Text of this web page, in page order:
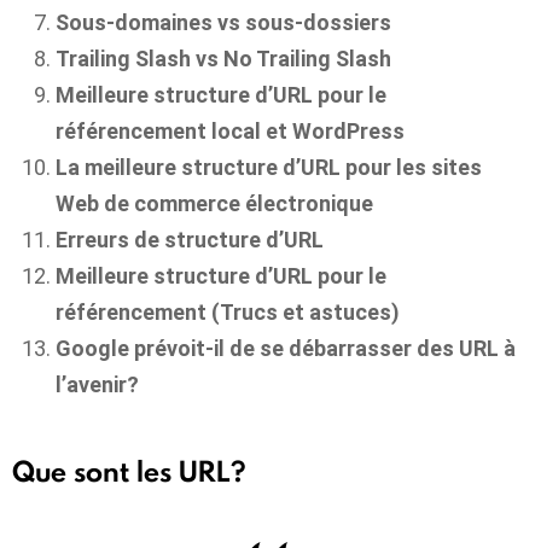
Sous-domaines vs sous-dossiers
Trailing Slash vs No Trailing Slash
Meilleure structure d’URL pour le
référencement local et WordPress
La meilleure structure d’URL pour les sites
Web de commerce électronique
Erreurs de structure d’URL
Meilleure structure d’URL pour le
référencement (Trucs et astuces)
Google prévoit-il de se débarrasser des URL à
l’avenir?
Que sont les URL?